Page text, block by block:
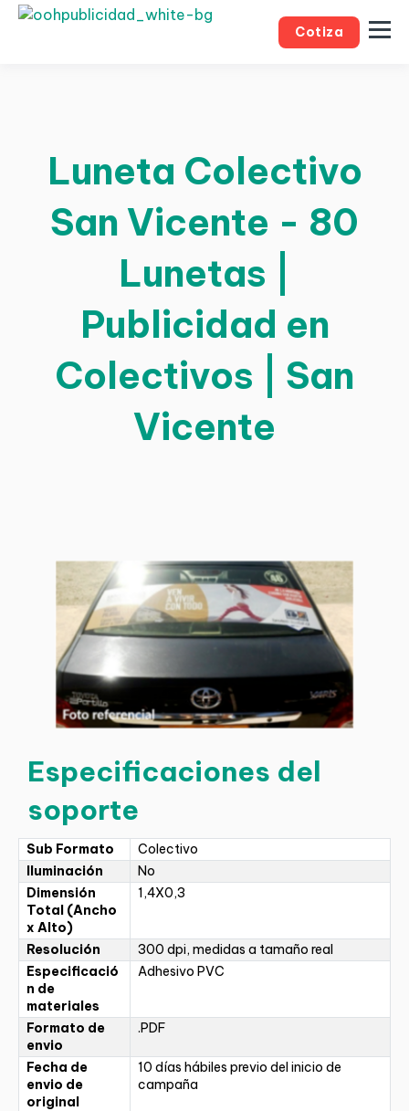
Cotiza
Luneta Colectivo
San Vicente - 80
Lunetas |
Publicidad en
Colectivos | San
Vicente
Especificaciones del
soporte
Sub Formato
Colectivo
Iluminación
No
Dimensión
Total (Ancho
x Alto)
1,4X0,3
Resolución
300 dpi, medidas a tamaño real
Especificació
n de
materiales
Adhesivo PVC
Formato de
envio
.PDF
Fecha de
envio de
original
10 días hábiles previo del inicio de
campaña